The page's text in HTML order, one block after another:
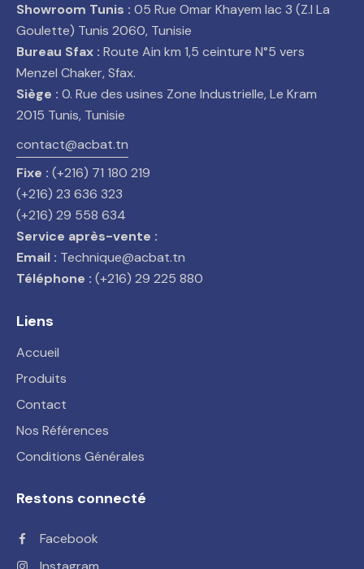
Showroom Tunis : 05 Rue Omar Khayem lac 3 (Z.I La
Goulette) Tunis 2060, Tunisie
Bureau Sfax : Route Ain km 1,5 ceinture N°5 vers
Menzel Chaker, Sfax.
Siège : 0. Rue des usines Zone Industrielle, Le Kram
2015 Tunis, Tunisie
contact@acbat.tn
Fixe : (+216) 71 180 219
(+216) 23 636 323
(+216) 29 558 634
Service après-vente :
Email : Technique@acbat.tn
Téléphone : (+216) 29 225 880
Liens
Accueil
Produits
Contact
Nos Références
Conditions Générales
Restons connecté
Facebook